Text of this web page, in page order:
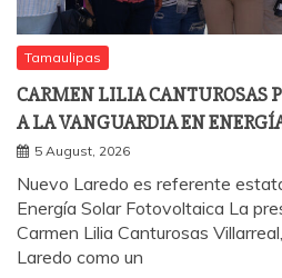
Tamaulipas
CARMEN LILIA CANTUROSAS
A LA VANGUARDIA EN
5 August, 2026
Nuevo Laredo es referente
Energía Solar Fotovoltaica La
Carmen Lilia Canturosas
Laredo como un